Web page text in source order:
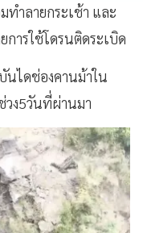
ำลายกระเช้า และ
ารใช้โดรนติดระเบิด
นไดช่องคานม้าใน
วง5วันที่ผ่านมา